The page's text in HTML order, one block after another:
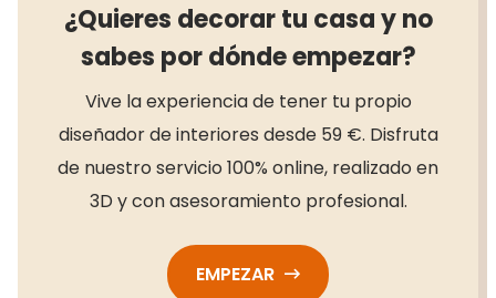
¿Quieres decorar tu casa y no
sabes por dónde empezar?
Vive la experiencia de tener tu propio
diseñador de interiores desde 59 €. Disfruta
de nuestro servicio 100% online, realizado en
3D y con asesoramiento profesional.
EMPEZAR